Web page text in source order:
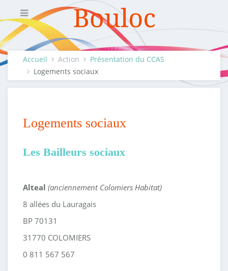
Accueil Action
Présentation du CCAS
Logements sociaux
Logements sociaux
Les Bailleurs sociaux
Alteal (anciennement Colomiers Habitat)
8 allées du Lauragais
BP 70131
31770 COLOMIERS
0 811 567 567